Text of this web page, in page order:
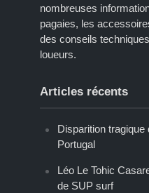
nombreuses
pagaies, les
des conseils
loueurs.
Articles récents
Disparition tragique
Portugal
Léo Le Tohic
de SUP surf